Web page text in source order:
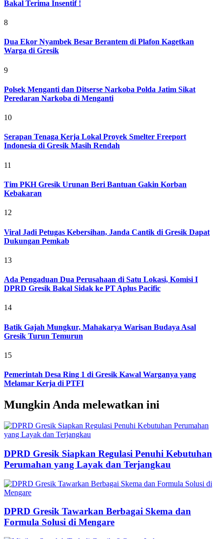
Bakal Terima Insentif !
8
Dua Ekor Nyambek Besar Berantem di Plafon Kagetkan
Warga di Gresik
9
Polsek Menganti dan Ditserse Narkoba Polda Jatim Sikat
Peredaran Narkoba di Menganti
10
Serapan Tenaga Kerja Lokal Proyek Smelter Freeport
Indonesia di Gresik Masih Rendah
11
Tim PKH Gresik Urunan Beri Bantuan Gakin Korban
Kebakaran
12
Viral Jadi Petugas Kebersihan, Janda Cantik di Gresik Dapat
Dukungan Pemkab
13
Ada Pengaduan Dua Perusahaan di Satu Lokasi, Komisi I
DPRD Gresik Bakal Sidak ke PT Aplus Pacific
14
Batik Gajah Mungkur, Mahakarya Warisan Budaya Asal
Gresik Turun Temurun
15
Pemerintah Desa Ring 1 di Gresik Kawal Warganya yang
Melamar Kerja di PTFI
Mungkin Anda melewatkan ini
DPRD Gresik Siapkan Regulasi Penuhi Kebutuhan
Perumahan yang Layak dan Terjangkau
DPRD Gresik Tawarkan Berbagai Skema dan
Formula Solusi di Mengare